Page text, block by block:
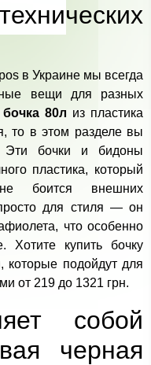
в Украине мы всегда
вещи для разных
80л из пластика
то в этом разделе вы
Эти бочки и бидоны
пластика, который
боится внешних
для стиля — он
что особенно
Хотите купить бочку
которые подойдут для
от 219 до 1321 грн.
собой
черная